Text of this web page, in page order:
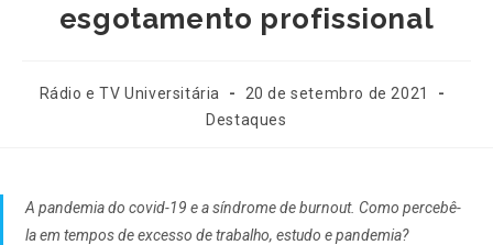
esgotamento profissional
Rádio e TV Universitária
20 de setembro de 2021
Destaques
A pandemia do covid-19 e a síndrome de burnout. Como percebê-
la em tempos de excesso de trabalho, estudo e pandemia?